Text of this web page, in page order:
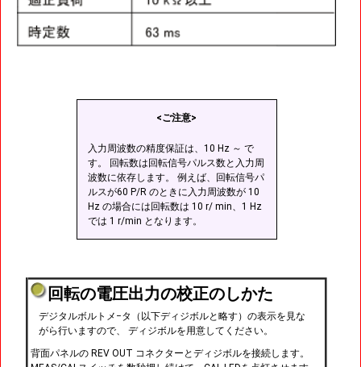
<ご注意>
入力周波数の精度保証は、10 Hz ～ で
す。 回転数は回転信号パルス数と入力周
波数に依存します。 例えば、回転信号パ
ルスが60 P/R のときに入力周波数が 10
Hz の場合には回転数は 10 r/ min、1 Hz
では 1 r/min となります。
回転の電圧出力の校正のしかた
デジタルボルトメ−タ（以下ディジボルと略す）の表示を見な
がら行いますので、 ディジボルを用意してください。
背面パネルの REV OUT コネクターとディジボルを接続します。